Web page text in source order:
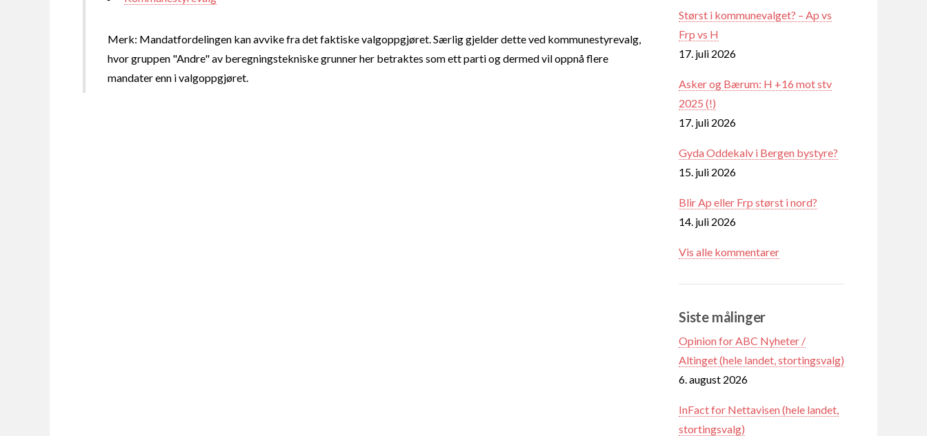
Merk: Mandatfordelingen kan avvike fra det faktiske valgoppgjøret. Særlig gjelder dette ved kommunestyrevalg,
hvor gruppen "Andre" av beregningstekniske grunner her betraktes som ett parti og dermed vil oppnå flere
mandater enn i valgoppgjøret.
Størst i kommunevalget? – Ap vs
Frp vs H
17. juli 2026
Asker og Bærum: H +16 mot stv
2025 (!)
17. juli 2026
Gyda Oddekalv i Bergen bystyre?
15. juli 2026
Blir Ap eller Frp størst i nord?
14. juli 2026
Vis alle kommentarer
Siste målinger
Opinion for ABC Nyheter /
Altinget (hele landet, stortingsvalg)
6. august 2026
InFact for Nettavisen (hele landet,
stortingsvalg)